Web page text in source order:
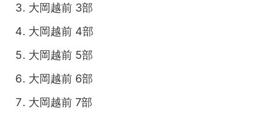
大岡越前 3部
大岡越前 4部
大岡越前 5部
大岡越前 6部
大岡越前 7部